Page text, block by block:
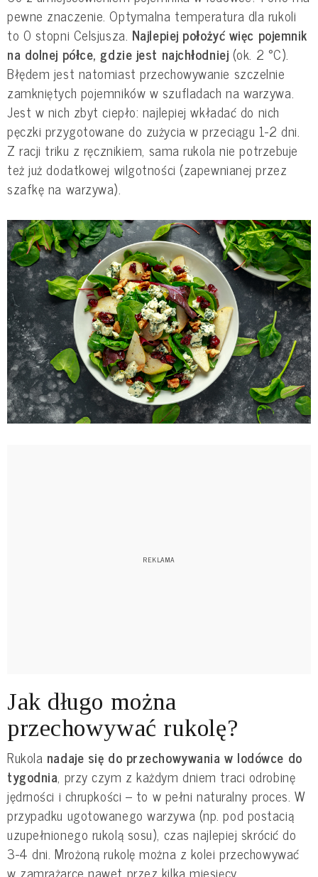
pewne znaczenie. Optymalna temperatura dla rukoli
to 0 stopni Celsjusza. Najlepiej położyć więc pojemnik
na dolnej półce, gdzie jest najchłodniej (ok. 2 °C).
Błędem jest natomiast przechowywanie szczelnie
zamkniętych pojemników w szufladach na warzywa.
Jest w nich zbyt ciepło: najlepiej wkładać do nich
pęczki przygotowane do zużycia w przeciągu 1-2 dni.
Z racji triku z ręcznikiem, sama rukola nie potrzebuje
też już dodatkowej wilgotności (zapewnianej przez
szafkę na warzywa).
Jak długo można
przechowywać rukolę?
Rukola nadaje się do przechowywania w lodówce do
tygodnia, przy czym z każdym dniem traci odrobinę
jędrności i chrupkości – to w pełni naturalny proces. W
przypadku ugotowanego warzywa (np. pod postacią
uzupełnionego rukolą sosu), czas najlepiej skrócić do
3-4 dni. Mrożoną rukolę można z kolei przechowywać
w zamrażarce nawet przez kilka miesięcy.